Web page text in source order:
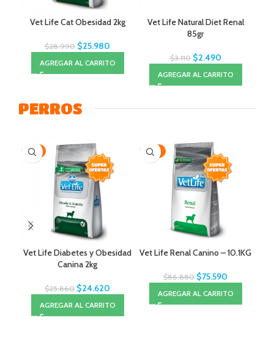
Vet Life Cat Obesidad 2kg
$28.990 $25.980
AGREGAR AL CARRITO
Vet Life Natural Diet Renal
85gr
$3.110 $2.490
AGREGAR AL CARRITO
PERROS
-5%
Vet Life Diabetes y Obesidad
Canina 2kg
$25.860 $24.620
AGREGAR AL CARRITO
-13%
Vet Life Renal Canino – 10.1KG
$86.880 $75.590
AGREGAR AL CARRITO